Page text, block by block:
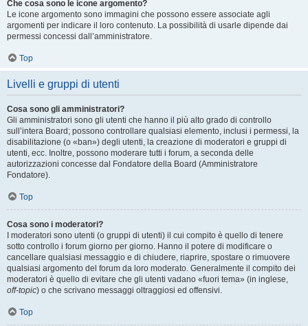
Che cosa sono le icone argomento?
Le icone argomento sono immagini che possono essere associate agli
argomenti per indicare il loro contenuto. La possibilità di usarle dipende dai
permessi concessi dall’amministratore.
Top
Livelli e gruppi di utenti
Cosa sono gli amministratori?
Gli amministratori sono gli utenti che hanno il più alto grado di controllo
sull’intera Board; possono controllare qualsiasi elemento, inclusi i permessi, la
disabilitazione (o «ban») degli utenti, la creazione di moderatori e gruppi di
utenti, ecc. Inoltre, possono moderare tutti i forum, a seconda delle
autorizzazioni concesse dal Fondatore della Board (Amministratore
Fondatore).
Top
Cosa sono i moderatori?
I moderatori sono utenti (o gruppi di utenti) il cui compito è quello di tenere
sotto controllo i forum giorno per giorno. Hanno il potere di modificare o
cancellare qualsiasi messaggio e di chiudere, riaprire, spostare o rimuovere
qualsiasi argomento del forum da loro moderato. Generalmente il compito dei
moderatori è quello di evitare che gli utenti vadano «fuori tema» (in inglese,
off-topic) o che scrivano messaggi oltraggiosi ed offensivi.
Top